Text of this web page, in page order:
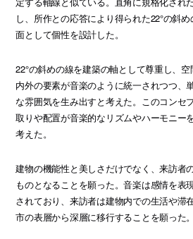
し、所作との応答により得られた22°の斜
面として個性を設計した。
22°の斜めの線を建築の軸として尊重し、
内外の要素が音楽のように統一されつつ、
な雰囲気を生み出すと考えた。このコンセ
取りや配置が音楽的なリズムやハーモニー
考えた。
建物の機能性と美しさだけでなく、来訪者
ものとなることを願った。音楽は感情を表
されており、来訪者は建物内での生活や滞
市の表層から深層に移行することを願った。